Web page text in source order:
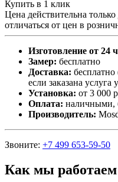
Купить в 1 клик
Цена действительна
отличаться от цен в
Изготовление от 24
Замер: бесплатно
Доставка:
если заказана услуга
Установка: от 3 000
Оплата: наличными,
Производитель:
Звоните: +7 499 653-59-50
Как мы работаем